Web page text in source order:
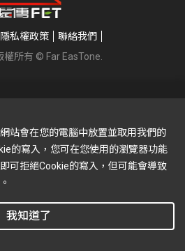
隱私權政策
聯絡我們
權所有 © Far EasTone
站會在您的電腦中放置並取用我們的
的寫入，您可在您使用的瀏覽器功能
可拒絕Cookie的寫入，但可能會導致
我知道了